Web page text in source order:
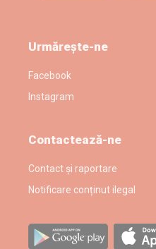
Urmărește-ne
Facebook
Instagram
Contactează-ne
Contact și raportare
Notificare conținut ilegal